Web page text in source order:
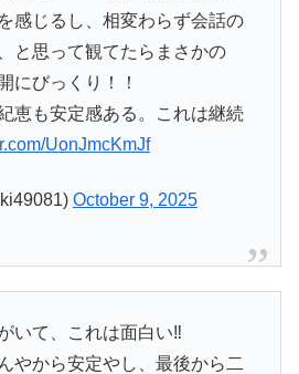
感じるし、相変わらず会話の
と思って観てたらまさかの
にびっくり！！
恵も安定感ある。これは継続
UonJmcKmJf
October 9, 2025
いて、これは面白い‼️
やから安定やし、最後から二